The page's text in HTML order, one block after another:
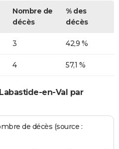
Nombre de
décès
% des
décès
3 42,9 %
4 57,1 %
en-Val par
de décès (source :